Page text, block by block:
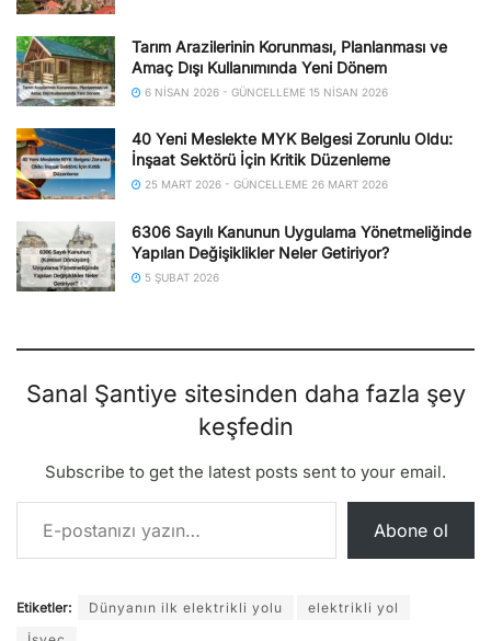
Tarım Arazilerinin Korunması, Planlanması ve
Amaç Dışı Kullanımında Yeni Dönem
6 NISAN 2026 - GÜNCELLEME 15 NISAN 2026
40 Yeni Meslekte MYK Belgesi Zorunlu Oldu:
İnşaat Sektörü İçin Kritik Düzenleme
25 MART 2026 - GÜNCELLEME 26 MART 2026
6306 Sayılı Kanunun Uygulama Yönetmeliğinde
Yapılan Değişiklikler Neler Getiriyor?
5 ŞUBAT 2026
Sanal Şantiye sitesinden daha fazla şey
keşfedin
Subscribe to get the latest posts sent to your email.
E-postanızı yazın…
Abone ol
Etiketler: Dünyanın ilk elektrikli yolu
elektrikli yol